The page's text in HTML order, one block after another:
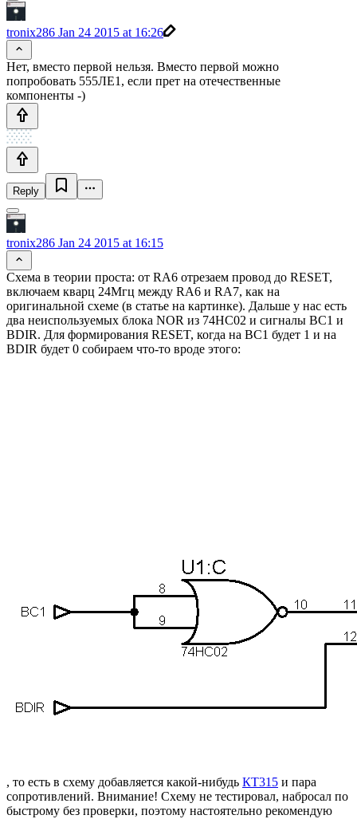
tronix286 Jan 24 2015 at 16:26
Нет, вместо первой нельзя. Вместо первой можно
попробовать 555ЛЕ1, если прет на отечественные
компоненты -)
Reply
tronix286 Jan 24 2015 at 16:15
Схема в теории проста: от RA6 отрезаем провод до RESET,
включаем кварц 24Мгц между RA6 и RA7, как на
оригинальной схеме (в статье на картинке). Дальше у нас есть
два неиспользуемых блока NOR из 74HC02 и сигналы BC1 и
BDIR. Для формирования RESET, когда на BC1 будет 1 и на
BDIR будет 0 собираем что-то вроде этого:
, то есть в схему добавляется какой-нибудь КТ315 и пара
сопротивлений. Внимание! Схему не тестировал, набросал по
быстрому без проверки, поэтому настоятельно рекомендую